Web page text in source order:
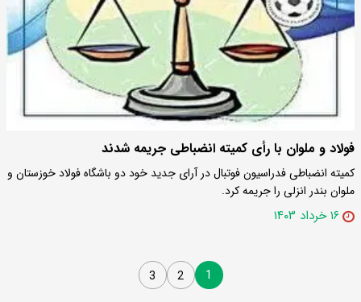
فولاد و ملوان با رأی کمیته انضباطی جریمه شدند
کمیته انضباطی فدراسیون فوتبال در آرای جدید خود دو باشگاه فولاد خوزستان و
ملوان بندر انزلی را جریمه کرد.
۱۶ خرداد ۱۴۰۳
1
2
3